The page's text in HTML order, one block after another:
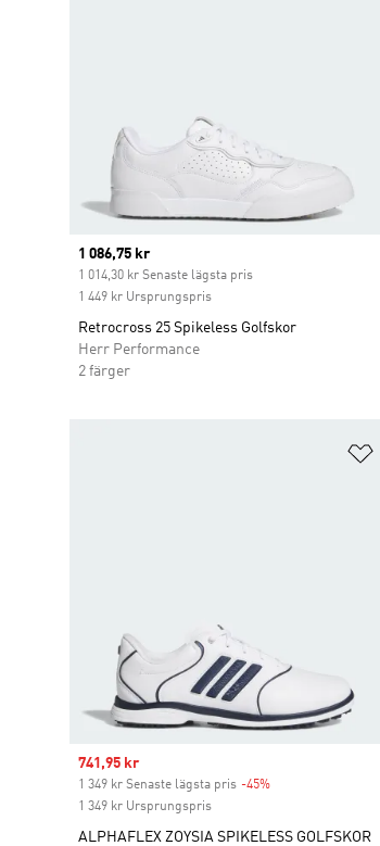
Current price
1 086,75 kr
1 014,30 kr Senaste lägsta pris
1 449 kr Ursprungspris
Retrocross 25 Spikeless Golfskor
Herr Performance
2 färger
Sale price
741,95 kr
1 349 kr Senaste lägsta pris -45%
1 349 kr Ursprungspris
ALPHAFLEX ZOYSIA SPIKELESS GOLFSKOR